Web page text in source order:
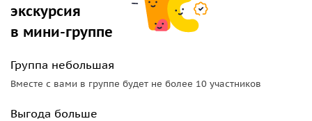
• УвидимОхотское побережье
, знаменитая городская
набережная и второе по величине озеро на Сахалине.
• Выедем на побережье и промчимся по песчаному пляжу.
лесовозной дороге.
• Посетимдва мыса: Великан и Птичий.
• Пройдемся по сказочному лесу, где произрастает
экскурсия
в мини-группе
Группа небольшая
Вместе с вами в группе будет не более 10 участников
Выгода больше